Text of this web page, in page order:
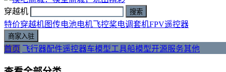
穿越机
特价穿越机图传电池电机飞控桨电调套机FPV遥控器
首页 飞行器配件遥控器车模型工具船模型开源服务其他